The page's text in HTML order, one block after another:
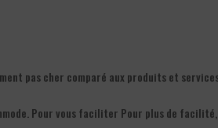
pas cher comparé aux produits et
Pour vous faciliter Pour plus de